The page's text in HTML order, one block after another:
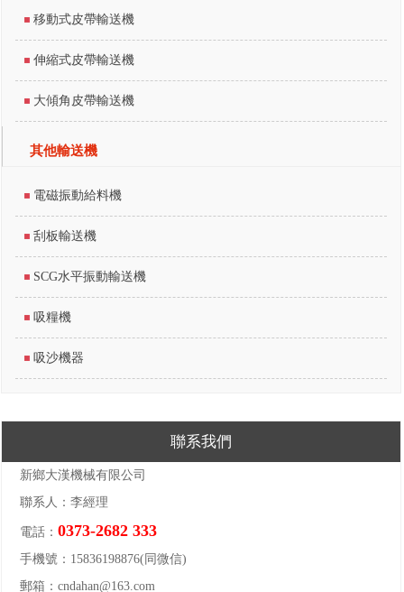
移動式皮帶輸送機
伸縮式皮帶輸送機
大傾角皮帶輸送機
其他輸送機
電磁振動給料機
刮板輸送機
SCG水平振動輸送機
吸糧機
吸沙機器
聯系我們
新鄉大漢機械有限公司
聯系人：李經理
電話： 0373-2682 333
手機號：15836198876(同微信)
郵箱：cndahan@163.com